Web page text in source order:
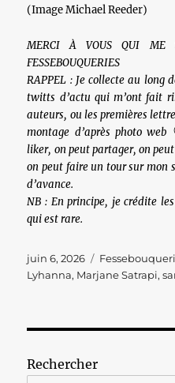
(Image Michael Reeder)
MERCI À VOUS QUI ME
FESSEBOUQUERIES
RAPPEL : Je collecte au long
twitts d’actu qui m’ont fait
auteurs, ou les premières
montage d’après photo
liker, on peut partager, on
on peut faire un tour sur mon
d’avance.
NB : En principe, je crédite
qui est rare.
Publié
le
juin 6, 2026 Catégories
Lyhanna, Marjane Satrapi,
Rechercher